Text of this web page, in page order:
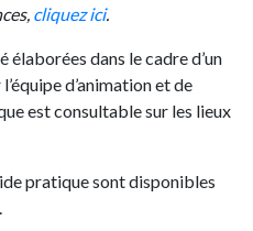
cliquez ici.
dans le cadre d’un
d’animation et de
est consultable sur les lieux
pratique sont disponibles
.